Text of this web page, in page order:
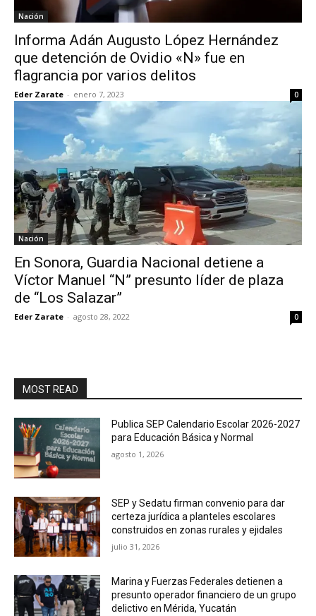
Nación
Informa Adán Augusto López Hernández
que detención de Ovidio «N» fue en
flagrancia por varios delitos
Eder Zarate - enero 7, 2023 0
Nación
En Sonora, Guardia Nacional detiene a
Víctor Manuel “N” presunto líder de plaza
de “Los Salazar”
Eder Zarate - agosto 28, 2022 0
MOST READ
Publica SEP Calendario Escolar 2026-2027
para Educación Básica y Normal
agosto 1, 2026
SEP y Sedatu firman convenio para dar
certeza jurídica a planteles escolares
construidos en zonas rurales y ejidales
julio 31, 2026
Marina y Fuerzas Federales detienen a
presunto operador financiero de un grupo
delictivo en Mérida, Yucatán